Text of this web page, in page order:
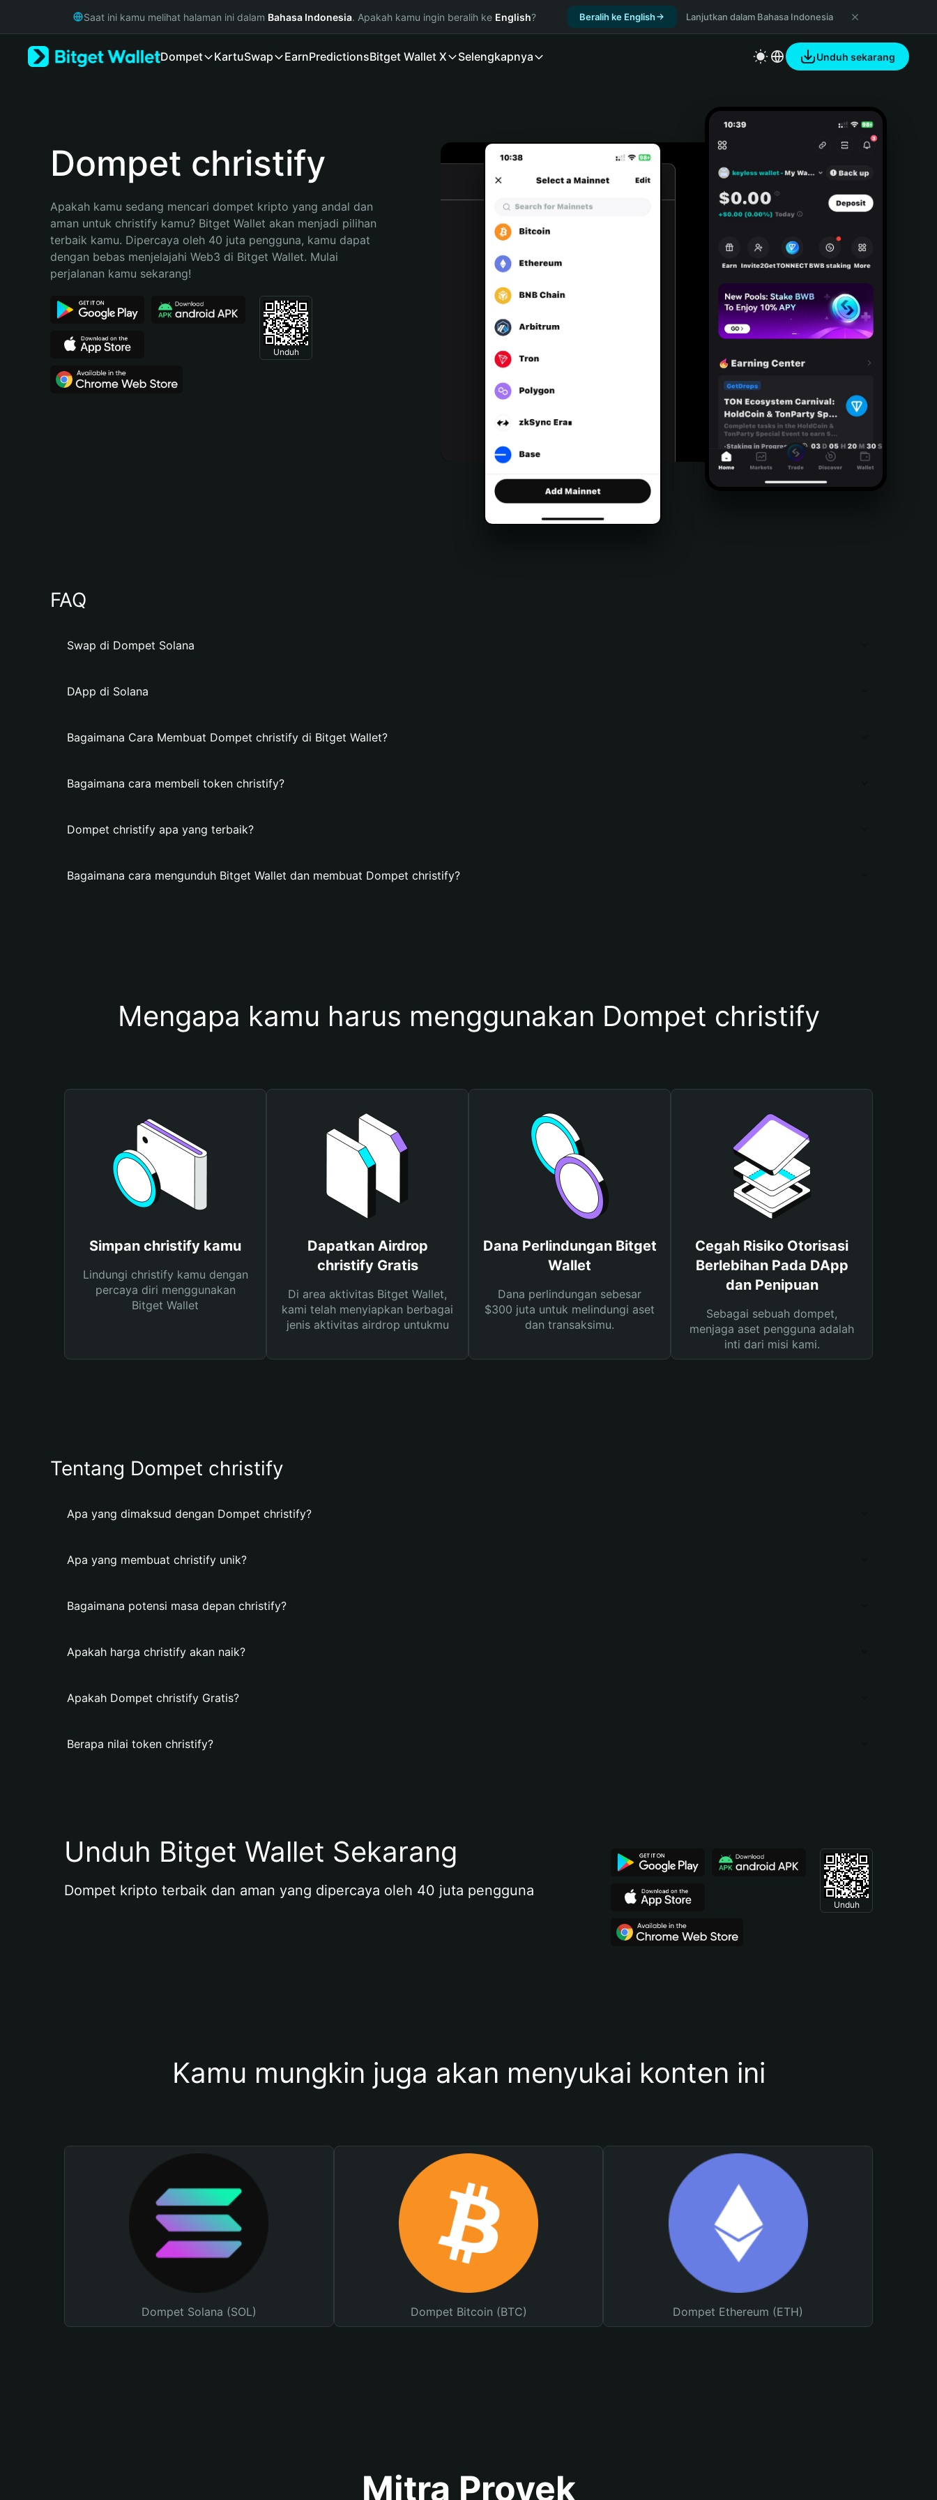
Русский
Bahasa Indonesia
Español (Argentina)
Saat ini kamu melihat halaman ini dalam Bahasa Indonesia. Apakah kamu ingin beralih ke English? Beralih ke English Lanjutkan dalam Bahasa Indonesia
Dompet KartuSwap EarnPredictionsBitget Wallet X Selengkapnya Unduh sekarang
Dompet christify
Apakah kamu sedang mencari dompet kripto yang andal dan
aman untuk christify kamu? Bitget Wallet akan menjadi pilihan
terbaik kamu. Dipercaya oleh 40 juta pengguna, kamu dapat
dengan bebas menjelajahi Web3 di Bitget Wallet. Mulai
perjalanan kamu sekarang!
Unduh
FAQ
Swap di Dompet Solana
DApp di Solana
Bagaimana Cara Membuat Dompet christify di Bitget Wallet?
Bagaimana cara membeli token christify?
Dompet christify apa yang terbaik?
Bagaimana cara mengunduh Bitget Wallet dan membuat Dompet christify?
Mengapa kamu harus menggunakan Dompet christify
Simpan christify kamu
Lindungi christify kamu dengan
percaya diri menggunakan
Bitget Wallet
Dapatkan Airdrop
christify Gratis
Di area aktivitas Bitget Wallet,
kami telah menyiapkan berbagai
jenis aktivitas airdrop untukmu
Dana Perlindungan Bitget
Wallet
Dana perlindungan sebesar
$300 juta untuk melindungi aset
dan transaksimu.
Cegah Risiko Otorisasi
Berlebihan Pada DApp
dan Penipuan
Sebagai sebuah dompet,
menjaga aset pengguna adalah
inti dari misi kami.
Tentang Dompet christify
Apa yang dimaksud dengan Dompet christify?
Apa yang membuat christify unik?
Bagaimana potensi masa depan christify?
Apakah harga christify akan naik?
Apakah Dompet christify Gratis?
Berapa nilai token christify?
Unduh Bitget Wallet Sekarang
Dompet kripto terbaik dan aman yang dipercaya oleh 40 juta pengguna
Unduh
Kamu mungkin juga akan menyukai konten ini
Dompet Solana (SOL) Dompet Bitcoin (BTC) Dompet Ethereum (ETH)
Mitra Proyek